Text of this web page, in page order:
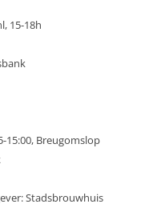
15-18h
15:00, Breugomslop
Stadsbrouwhuis